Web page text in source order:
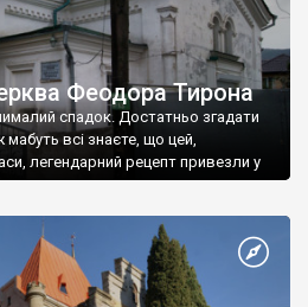
Феодора Тирона
спадок. Достатньо згадати
мабуть всі знаєте, що цей,
легендарний рецепт привезли у